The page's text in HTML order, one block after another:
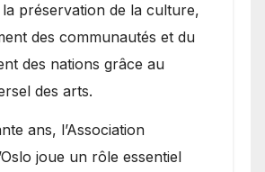
préservation de la culture,
des communautés et du
des nations grâce au
des arts.
ans, l’Association
joue un rôle essentiel